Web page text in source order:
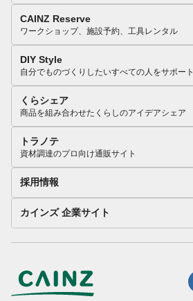
CAINZ Reserve
ワークショップ、施設予約、工具レンタル
DIY Style
自分でものづくりしたいすべての人をサポート
くらシェア
商品を組み合わせたくらしのアイデアシェア
トラノテ
資材調達のプロ向け通販サイト
採用情報
カインズ 企業サイト